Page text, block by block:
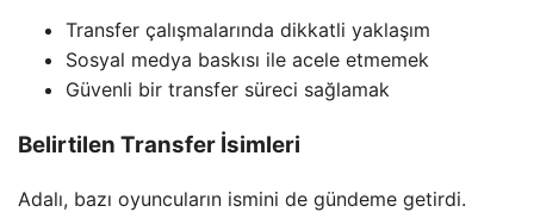
Transfer çalışmalarında dikkatli yaklaşım
Sosyal medya baskısı ile acele etmemek
Güvenli bir transfer süreci sağlamak
Belirtilen Transfer İsimleri
Adalı, bazı oyuncuların ismini de gündeme getirdi.